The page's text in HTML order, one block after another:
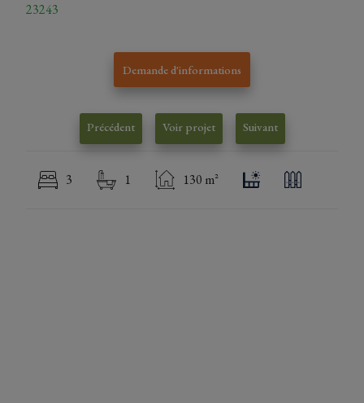
23243
Demande d'informations
Précédent Voir projet Suivant
3 1 130 m²